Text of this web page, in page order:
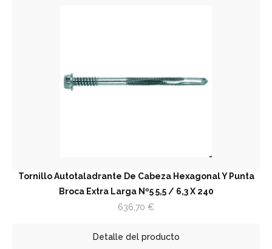
Tornillo Autotaladrante De Cabeza Hexagonal Y Punta
Broca Extra Larga Nº5 5,5 / 6,3 X 240
636,70 €
Detalle del producto